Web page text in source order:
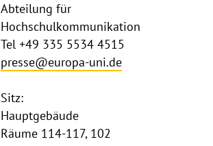
Abteilung für
Hochschulkommunikation
Tel +49 335 5534 4515
presse@europa-uni.de
Sitz:
Hauptgebäude
Räume 114-117, 102